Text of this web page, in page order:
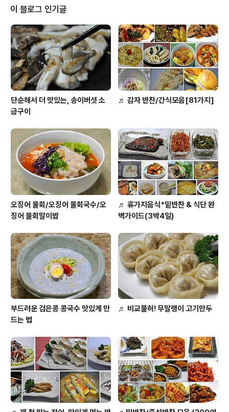
서 키득거립니다. 공부를 하다가 뭔가가 먹고 싶어서 .. 라
면을 꺼내어 만들어 먹었는데... 맛이있길래.. 엄마 주려고
더 만들어 두었다고 합니다... 효녀일세~ㅎㅎㅎ 그리고 덧
붙이는 말이 지가 가지고 있는 카메라로 사진까지 찍었다
고 하네요..ㅋ 아웅~~ 사진까지 찍으면서?? 그 시간에 공
부 조금 더..
이 블로그 인기글
단순해서 더 맛있는, 송이버섯 소
금구이
♬ 감자 반찬/간식모음[81가지]
오징어 물회/오징어 물회국수/오
징어 물회말이밥
♬ 휴가지음식*밑반찬 & 식단 완
벽가이드(3박4일)
부드러운 검은콩 콩국수 맛있게 만
드는 법
♬ 비교불허! 무말랭이 고기만두